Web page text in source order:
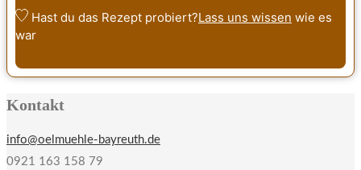
Hast du das Rezept probiert?Lass uns wissen wie es
war
Kontakt
info@oelmuehle-bayreuth.de
0921 163 158 79